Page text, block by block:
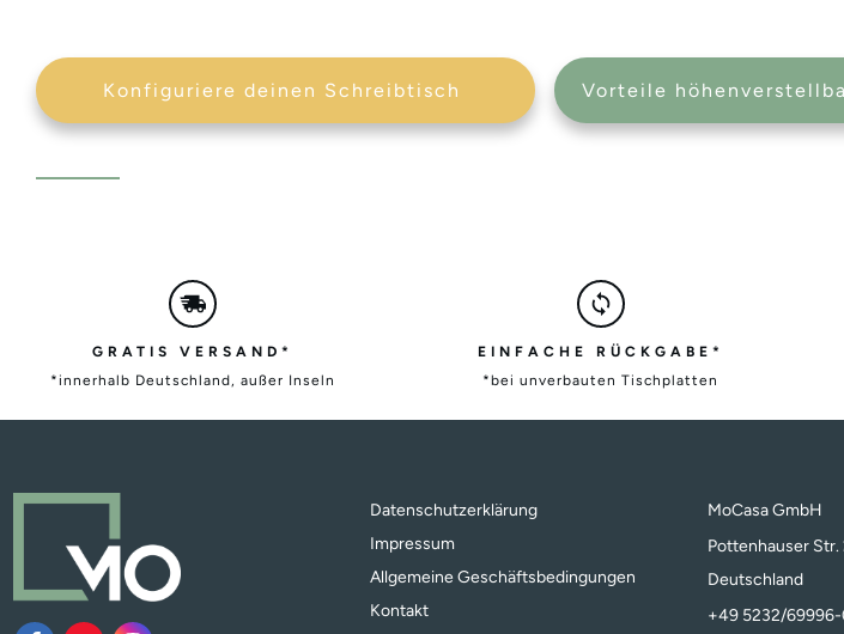
Konfiguriere deinen Schreibtisch Vorteile
GRATIS VERSAND*
*innerhalb Deutschland, außer Inseln
EINFACHE RÜCKGABE*
*bei unverbauten Tischplatten
Datenschutzerklärung
Impressum
Allgemeine Geschäftsbedingungen
Kontakt
MoCasa GmbH
Pottenhauser Str.
Deutschland
+49 5232/